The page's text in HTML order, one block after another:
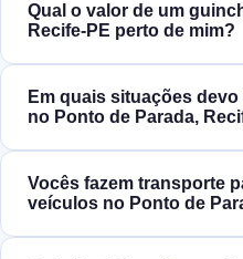
Qual o valor de um
Recife‑PE perto de mim?
Em quais situações
no Ponto de Parada,
Vocês fazem transporte
veículos no Ponto de